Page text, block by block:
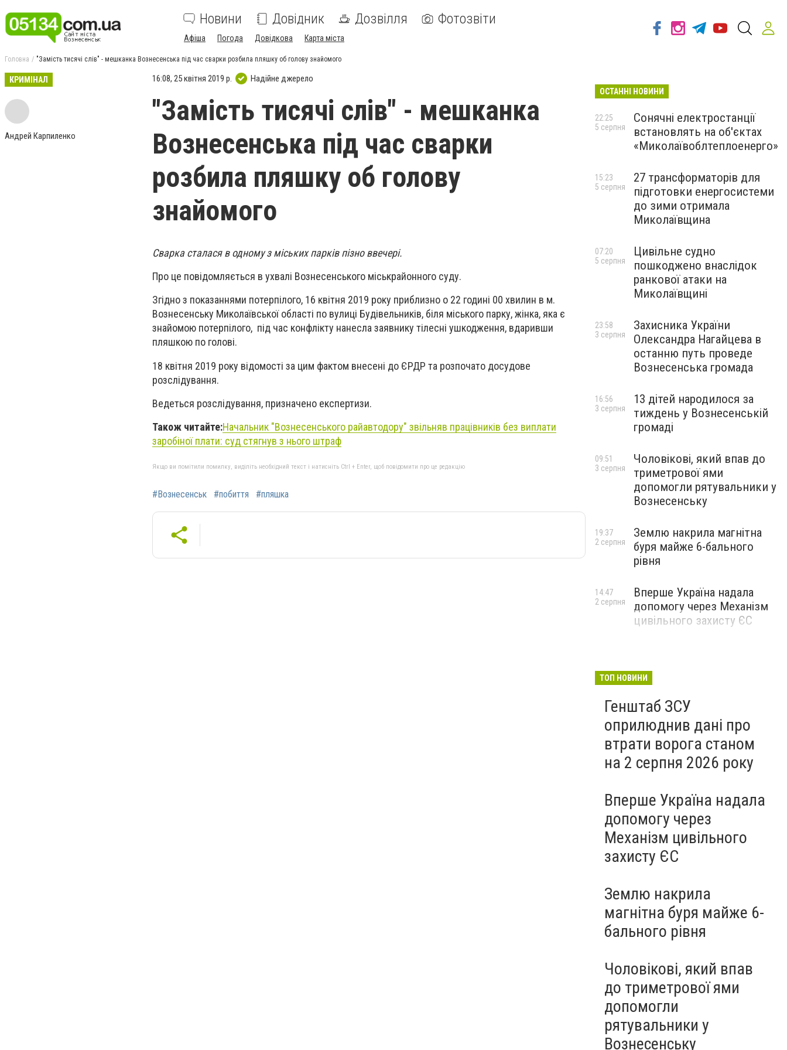
Новини Довідник Дозвілля Фотозвіти
Афіша Погода Довідкова Карта міста
Головна "Замість тисячі слів" - мешканка Вознесенська під час сварки розбила пляшку об голову знайомого
КРИМІНАЛ
Андрей Карпиленко
16:08, 25 квітня 2019 р. Надійне джерело
"Замість тисячі слів" - мешканка
Вознесенська під час сварки
розбила пляшку об голову
знайомого
Сварка сталася в одному з міських парків пізно ввечері.
Про це повідомляється в ухвалі Вознесенського міськрайонного суду.
Згідно з показаннями потерпілого, 16 квітня 2019 року приблизно о 22 годині 00 хвилин в м.
Вознесенську Миколаївської області по вулиці Будівельників, біля міського парку, жінка, яка є
знайомою потерпілого, під час конфлікту нанесла заявнику тілесні ушкодження, вдаривши
пляшкою по голові.
18 квітня 2019 року відомості за цим фактом внесені до ЄРДР та розпочато досудове
розслідування.
Ведеться розслідування, призначено експертизи.
Також читайте:Начальник "Вознесенського райавтодору" звільняв працівників без виплати
заробіної плати: суд стягнув з нього штраф
Якщо ви помітили помилку, виділіть необхідний текст і натисніть Ctrl + Enter, щоб повідомити про це редакцію
#Вознесенськ #побиття #пляшка
ОСТАННІ НОВИНИ
Сонячні електростанції
встановлять на об'єктах
«Миколаївоблтеплоенерго»
22:25
5 серпня
27 трансформаторів для
підготовки енергосистеми
до зими отримала
Миколаївщина
15:23
5 серпня
Цивільне судно
пошкоджено внаслідок
ранкової атаки на
Миколаївщині
07:20
5 серпня
Захисника України
Олександра Нагайцева в
останню путь проведе
Вознесенська громада
23:58
3 серпня
13 дітей народилося за
тиждень у Вознесенській
громаді
16:56
3 серпня
Чоловікові, який впав до
триметрової ями
допомогли рятувальники у
Вознесенську
09:51
3 серпня
Землю накрила магнітна
буря майже 6-бального
рівня
19:37
2 серпня
Вперше Україна надала
допомогу через Механізм
цивільного захисту ЄС
14:47
2 серпня
ТОП НОВИНИ
Генштаб ЗСУ
оприлюднив дані про
втрати ворога станом
на 2 серпня 2026 року
Вперше Україна надала
допомогу через
Механізм цивільного
захисту ЄС
Землю накрила
магнітна буря майже 6-
бального рівня
Чоловікові, який впав
до триметрової ями
допомогли
рятувальники у
Вознесенську